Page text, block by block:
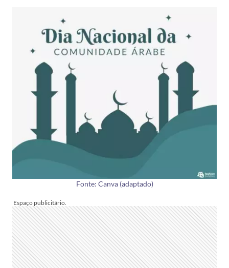
Fonte: Canva (adaptado)